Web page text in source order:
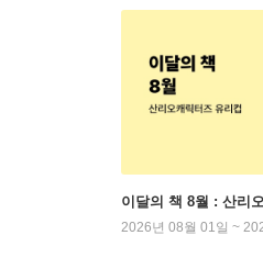
이달의 책 8월 : 산리
2026년 08월 01일 ~